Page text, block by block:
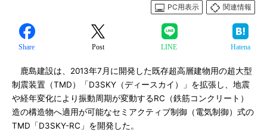
PC用表示
関連情報
Share Post LINE Hatena
鹿島建設は、2013年7月に開発した既存超高層建物用の超大型
制震装置（TMD）「D3SKY（ディースカイ）」を拡張し、地震
や経年変化により振動周期が変動するRC（鉄筋コンクリート）
造の構造物へ適用が可能なセミアクティブ制御（電気制御）式の
TMD「D3SKY-RC」を開発した。